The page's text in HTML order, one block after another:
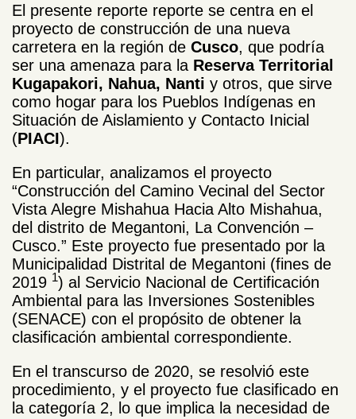
El presente reporte reporte se centra en el
proyecto de construcción de una nueva
carretera en la región de Cusco, que podría
ser una amenaza para la Reserva Territorial
Kugapakori, Nahua, Nanti y otros, que sirve
como hogar para los Pueblos Indígenas en
Situación de Aislamiento y Contacto Inicial
(PIACI).
En particular, analizamos el proyecto
“Construcción del Camino Vecinal del Sector
Vista Alegre Mishahua Hacia Alto Mishahua,
del distrito de Megantoni, La Convención –
Cusco.” Este proyecto fue presentado por la
Municipalidad Distrital de Megantoni (fines de
2019 1) al Servicio Nacional de Certificación
Ambiental para las Inversiones Sostenibles
(SENACE) con el propósito de obtener la
clasificación ambiental correspondiente.
En el transcurso de 2020, se resolvió este
procedimiento, y el proyecto fue clasificado en
la categoría 2, lo que implica la necesidad de